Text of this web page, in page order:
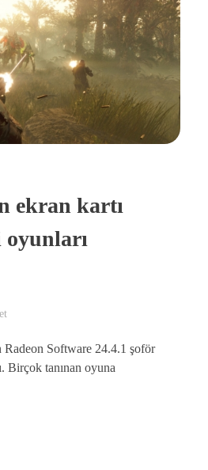
ekran kartı
oyunları
Software 24.4.1 şoför
Birçok tanınan oyuna